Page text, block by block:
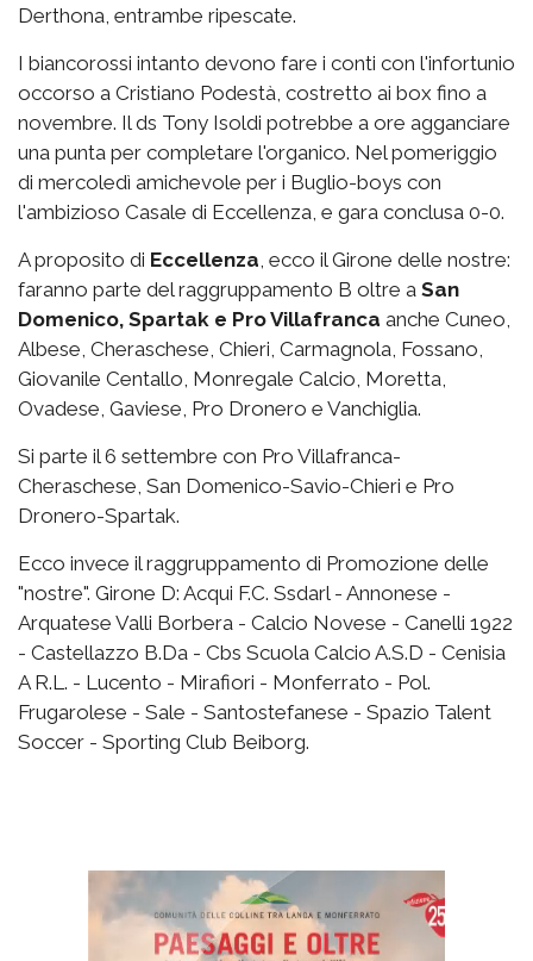
Derthona, entrambe ripescate.
I biancorossi intanto devono fare i conti con l'infortunio
occorso a Cristiano Podestà, costretto ai box fino a
novembre. Il ds Tony Isoldi potrebbe a ore agganciare
una punta per completare l'organico. Nel pomeriggio
di mercoledì amichevole per i Buglio-boys con
l'ambizioso Casale di Eccellenza, e gara conclusa 0-0.
A proposito di Eccellenza, ecco il Girone delle nostre:
faranno parte del raggruppamento B oltre a San
Domenico, Spartak e Pro Villafranca anche Cuneo,
Albese, Cheraschese, Chieri, Carmagnola, Fossano,
Giovanile Centallo, Monregale Calcio, Moretta,
Ovadese, Gaviese, Pro Dronero e Vanchiglia.
Si parte il 6 settembre con Pro Villafranca-
Cheraschese, San Domenico-Savio-Chieri e Pro
Dronero-Spartak.
Ecco invece il raggruppamento di Promozione delle
"nostre". Girone D: Acqui F.C. Ssdarl - Annonese -
Arquatese Valli Borbera - Calcio Novese - Canelli 1922
- Castellazzo B.Da - Cbs Scuola Calcio A.S.D - Cenisia
A R.L. - Lucento - Mirafiori - Monferrato - Pol.
Frugarolese - Sale - Santostefanese - Spazio Talent
Soccer - Sporting Club Beiborg.